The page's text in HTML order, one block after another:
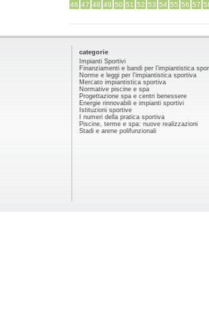
46 47 48 49 50 51 52 53 54 55 56 57
categorie
Impianti Sportivi
Finanziamenti e bandi per l'impiantistica
Norme e leggi per l'impiantistica sportiva
Mercato impiantistica sportiva
Normative piscine e spa
Progettazione spa e centri benessere
Energie rinnovabili e impianti sportivi
Istituzioni sportive
I numeri della pratica sportiva
Piscine, terme e spa: nuove realizzazioni
Stadi e arene polifunzionali